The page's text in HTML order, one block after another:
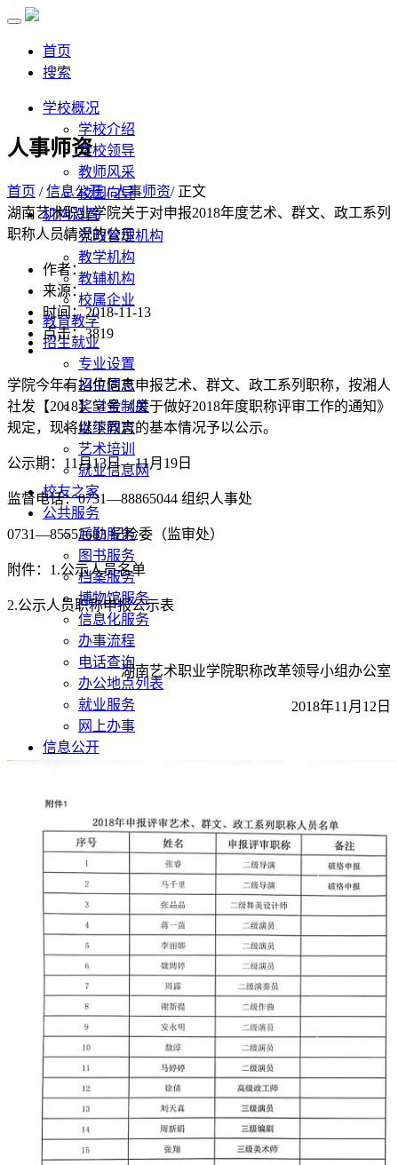
首页
搜索
学校概况
学校介绍
学校领导
教师风采
校园向导
机构设置
党政管理机构
教学机构
教辅机构
校属企业
教育教学
招生就业
专业设置
招生信息
奖学金制度
继续教育
艺术培训
就业信息网
校友之家
公共服务
后勤服务
图书服务
档案服务
博物馆服务
信息化服务
办事流程
电话查询
办公地点列表
就业服务
网上办事
信息公开
人事师资
教学质量
学生管理
学风建设
合作交流
其他信息
依申请公开
首页
搜索
人事师资
首页 /信息公开/人事师资/ 正文
湖南艺术职业学院关于对申报2018年度艺术、群文、政工系列
职称人员情况的公示
作者：
来源：
时间：2018-11-13
点击：3819
学院今年有24位同志申报艺术、群文、政工系列职称，按湘人
社发【2018】51号《关于做好2018年度职称评审工作的通知》
规定，现将以下同志的基本情况予以公示。
公示期：11月13日—11月19日
监督电话：0731—88865044 组织人事处
0731—85552683 纪检委（监审处）
附件：1.公示人员名单
2.公示人员职称申报公示表
湖南艺术职业学院职称改革领导小组办公室
2018年11月12日